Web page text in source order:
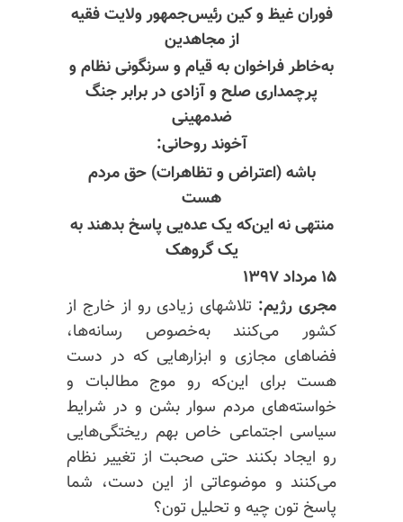
فوران غیظ و کین رئیس‌جمهور ولایت فقیه
از مجاهدین
به‌خاطر فراخوان به قیام و سرنگونی نظام و
پرچمداری صلح و آزادی در برابر جنگ
ضدمهینی
آخوند روحانی:
باشه (اعتراض و تظاهرات) حق مردم
هست
منتهی نه این‌که یک عده‌یی پاسخ بدهند به
یک گروهک
۱۵ مرداد ۱۳۹۷
مجری رژیم: تلاشهای زیادی رو از خارج از
کشور می‌کنند به‌خصوص رسانه‌ها،
فضاهای مجازی و ابزارهایی که در دست
هست برای این‌که رو موج مطالبات و
خواسته‌های مردم سوار بشن و در شرایط
سیاسی اجتماعی خاص بهم ریختگی‌هایی
رو ایجاد بکنند حتی صحبت از تغییر نظام
می‌کنند و موضوعاتی از این دست، شما
پاسخ تون چیه و تحلیل تون؟